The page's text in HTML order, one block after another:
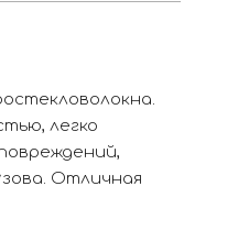
легко
Отличная